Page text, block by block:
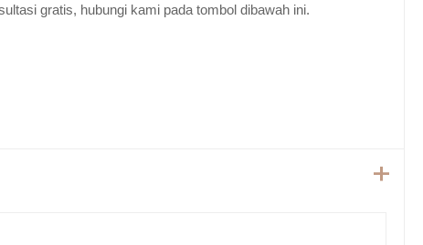
gratis, hubungi kami pada tombol dibawah ini.